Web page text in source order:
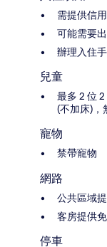
需提供信
可能需要
辦理入住
兒童
最多 2 位
(不加床)，
寵物
禁帶寵物
網路
公共區域
客房提供
停車